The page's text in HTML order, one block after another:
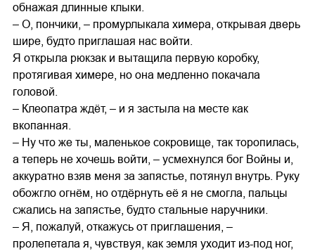
обнажая длинные клыки.
– О, пончики, – промурлыкала химера, открывая дверь
шире, будто приглашая нас войти.
Я открыла рюкзак и вытащила первую коробку,
протягивая химере, но она медленно покачала
головой.
– Клеопатра ждёт, – и я застыла на месте как
вкопанная.
– Ну что же ты, маленькое сокровище, так торопилась,
а теперь не хочешь войти, – усмехнулся бог Войны и,
аккуратно взяв меня за запястье, потянул внутрь. Руку
обожгло огнём, но отдёрнуть её я не смогла, пальцы
сжались на запястье, будто стальные наручники.
– Я, пожалуй, откажусь от приглашения, –
пролепетала я, чувствуя, как земля уходит из-под ног,